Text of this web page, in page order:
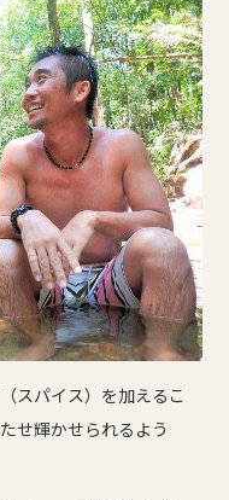
スパイス）を加えるこ
せ輝かせられるよう